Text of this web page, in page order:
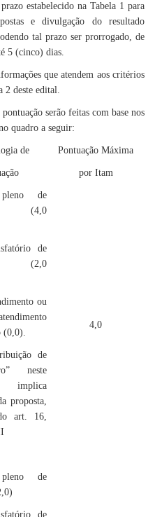
estabelecido na Tabela 1 para
e divulgação do resultado
tal prazo ser prorrogado, de
5 (cinco) dias.
que atendem aos critérios
2 deste edital.
serão feitas com base nos
quadro a seguir:
de Pontuação Máxima
por Itam
de
(4,0
de
(2,0
ou
(0,0).
de
neste
proposta,
art. 16,
4,0
de
de